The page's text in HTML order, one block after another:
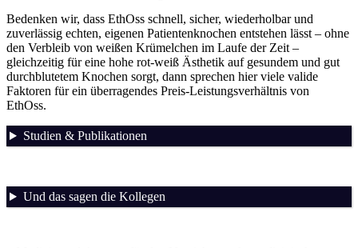
Bedenken wir, dass EthOss schnell, sicher, wiederholbar und
zuverlässig echten, eigenen Patientenknochen entstehen lässt – ohne
den Verbleib von weißen Krümelchen im Laufe der Zeit –
gleichzeitig für eine hohe rot-weiß Ästhetik auf gesundem und gut
durchblutetem Knochen sorgt, dann sprechen hier viele valide
Faktoren für ein überragendes Preis-Leistungsverhältnis von
EthOss.
Studien & Publikationen
Und das sagen die Kollegen